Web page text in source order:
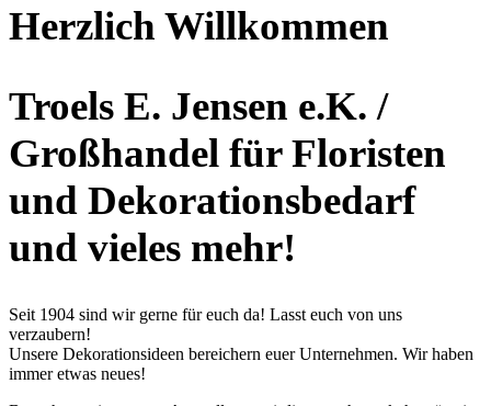
Herzlich Willkommen
Troels E. Jensen e.K. /
Großhandel für Floristen
und Dekorationsbedarf
und vieles mehr!
Seit 1904 sind wir gerne für euch da! Lasst euch von uns
verzaubern!
Unsere Dekorationsideen bereichern euer Unternehmen. Wir haben
immer etwas neues!